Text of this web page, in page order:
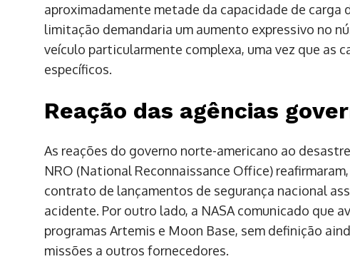
aproximadamente metade da capacidade de carga
limitação demandaria um aumento expressivo no
veículo particularmente complexa, uma vez que as
específicos.
Reação das agências
As reações do governo norte-americano ao
NRO (National Reconnaissance Office)
contrato de lançamentos de segurança nacional
acidente. Por outro lado, a NASA comunicado que
programas Artemis e Moon Base, sem definição
missões a outros fornecedores.